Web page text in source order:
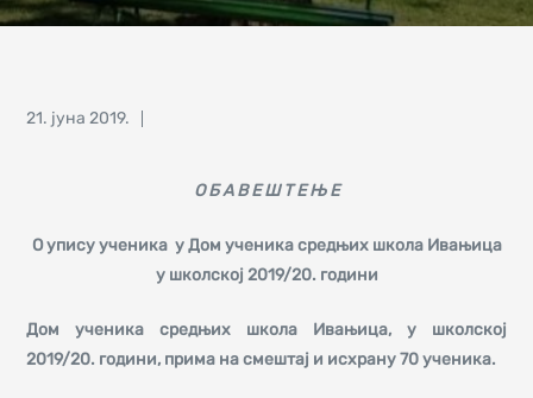
Posted
21. јуна 2019.
О Б А В Е Ш Т Е Њ Е
О упису ученика у Дом ученика средњих школа Ивањица
у школској 2019/20. години
Дом ученика средњих школа Ивањица, у школској
2019/20. години, прима на смештај и исхрану 70 ученика.